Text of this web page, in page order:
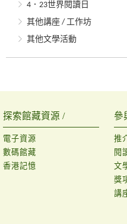
4．23世界閱讀日
其他講座 / 工作坊
其他文學活動
探索館藏資源 /
電子資源
數碼館藏
香港記憶
參
推
閱
文
獎
講